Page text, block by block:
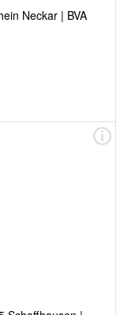
Neckar | BVA